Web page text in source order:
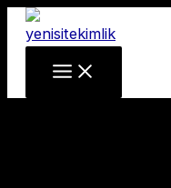
Skip
content
Main
Menu